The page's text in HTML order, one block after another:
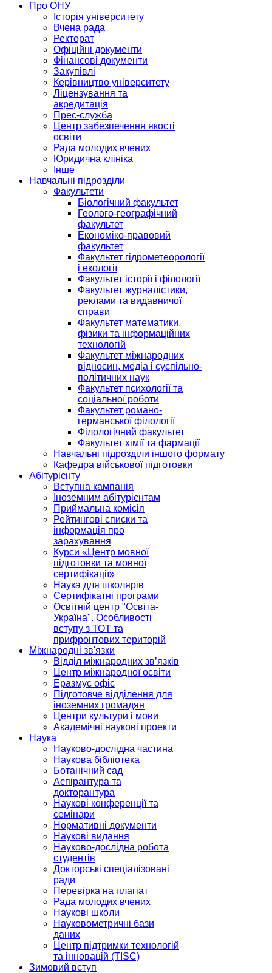
Про ОНУ
Історія університету
Вчена рада
Ректорат
Офіційні документи
Фінансові документи
Закупівлі
Керівництво університету
Ліцензування та
акредитація
Прес-служба
Центр забезпечення якості
освіти
Рада молодих вчених
Юридична клініка
Інше
Навчальні підрозділи
Факультети
Біологічний факультет
Геолого-географічний
факультет
Економіко-правовий
факультет
Факультет гідрометеорології
і екології
Факультет історії і філології
Факультет журналістики,
реклами та видавничої
справи
Факультет математики,
фізики та інформаційних
технологій
Факультет міжнародних
відносин, медіа і суспільно-
політичних наук
Факультет психології та
соціальної роботи
Факультет романо-
германської філології
Філологічний факультет
Факультет хімії та фармації
Навчальні підрозділи іншого формату
Кафедра військової підготовки
Абітурієнту
Вступна кампанія
Іноземним абітурієнтам
Приймальна комісія
Рейтингові списки та
інформація про
зарахування
Курси «Центр мовної
підготовки та мовної
сертифікації»
Наука для школярів
Сертифікатні програми
Освітній центр "Освіта-
Україна". Особливості
вступу з ТОТ та
прифронтових територій
Міжнародні зв'язки
Відділ міжнародних зв’язків
Центр міжнародної освіти
Еразмус офіс
Підготовче відділення для
іноземних громадян
Центри культури і мови
Академічні наукові проекти
Наука
Науково-дослідна частина
Наукова бібліотека
Ботанічний сад
Аспірантура та
докторантура
Наукові конференції та
семінари
Нормативні документи
Наукові видання
Науково-дослідна робота
студентів
Докторські спеціалізовані
ради
Перевірка на плагіат
Рада молодих вчених
Наукові школи
Науковометричні бази
даних
Центр підтримки технологій
та інновацій (TISC)
Зимовий вступ